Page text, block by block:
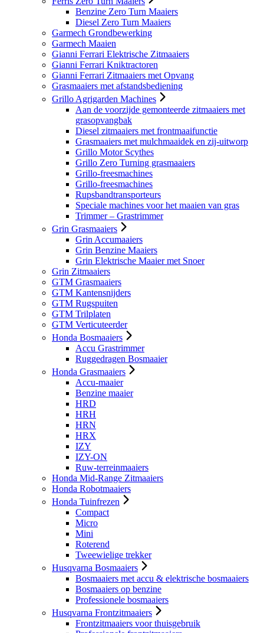
Benzine Zero Turn Maaiers
Diesel Zero Turn Maaiers
Garmech Grondbewerking
Garmech Maaien
Gianni Ferrari Elektrische Zitmaaiers
Gianni Ferrari Kniktractoren
Gianni Ferrari Zitmaaiers met Opvang
Grasmaaiers met afstandsbediening
Grillo Agrigarden Machines
Aan de voorzijde gemonteerde zitmaaiers met
grasopvangbak
Diesel zitmaaiers met frontmaaifunctie
Grasmaaiers met mulchmaaidek en zij-uitworp
Grillo Motor Scythes
Grillo Zero Turning grasmaaiers
Grillo-freesmachines
Grillo-freesmachines
Rupsbandtransporteurs
Speciale machines voor het maaien van gras
Trimmer – Grastrimmer
Grin Grasmaaiers
Grin Accumaaiers
Grin Benzine Maaiers
Grin Elektrische Maaier met Snoer
Grin Zitmaaiers
GTM Grasmaaiers
GTM Kantensnijders
GTM Rugspuiten
GTM Trilplaten
GTM Verticuteerder
Honda Bosmaaiers
Accu Grastrimmer
Ruggedragen Bosmaaier
Honda Grasmaaiers
Accu-maaier
Benzine maaier
HRD
HRH
HRN
HRX
IZY
IZY-ON
Ruw-terreinmaaiers
Honda Mid-Range Zitmaaiers
Honda Robotmaaiers
Honda Tuinfrezen
Compact
Micro
Mini
Roterend
Tweewielige trekker
Husqvarna Bosmaaiers
Bosmaaiers met accu & elektrische bosmaaiers
Bosmaaiers op benzine
Professionele bosmaaiers
Husqvarna Frontzitmaaiers
Frontzitmaaiers voor thuisgebruik